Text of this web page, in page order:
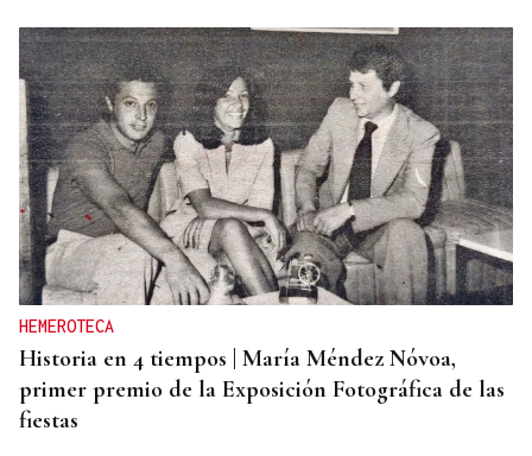
HEMEROTECA
Historia en 4 tiempos | María Méndez Nóvoa,
primer premio de la Exposición Fotográfica de las
fiestas